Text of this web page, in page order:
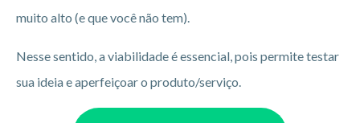
muito alto (e que você não tem).
Nesse sentido, a viabilidade é essencial, pois permite testar
sua ideia e aperfeiçoar o produto/serviço.